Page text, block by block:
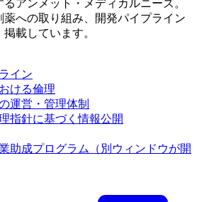
アンメット・メディカルニーズ。
薬への取り組み、開発パイプライン
載しています。
イン
ける倫理
運営・管理体制
指針に基づく情報公開
助成プログラム
（別ウィンドウが開